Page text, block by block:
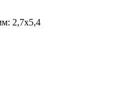
2,7х5,4